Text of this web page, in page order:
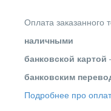
Оплата заказанного
наличными
банковской картой
банковским
Подробнее про